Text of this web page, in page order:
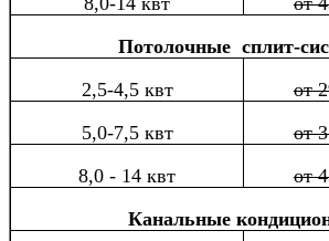
Потолочные сплит-
2,5-4,5 квт
от
5,0-7,5 квт
от
8,0 - 14 квт
от
Канальные